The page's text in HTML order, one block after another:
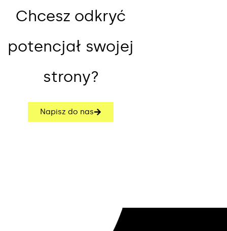
Chcesz odkryć
potencjał swojej
strony?
Napisz do nas